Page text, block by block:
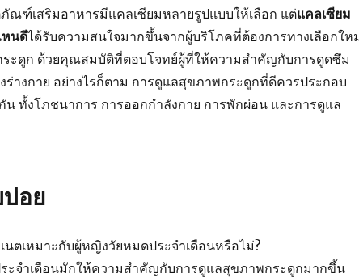
ณฑ์เสริมอาหารมีแคลเซียมหลายรูปแบบให้เลือก แต่แคลเซียม
หนดีได้รับความสนใจมากขึ้นจากผู้บริโภคที่ต้องการทางเลือกให
ะดูก ด้วยคุณสมบัติที่ตอบโจทย์ผู้ที่ให้ความสำคัญกับการดูดซึม
ร่างกาย อย่างไรก็ตาม การดูแลสุขภาพกระดูกที่ดีควรประกอบ
น ทั้งโภชนาการ การออกกำลังกาย การพักผ่อน และการดูแล
อย
นตเหมาะกับผู้หญิงวัยหมดประจำเดือนหรือไม่?
ะจำเดือนมักให้ความสำคัญกับการดูแลสุขภาพกระดูกมากขึ้น